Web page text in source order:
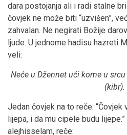
dara postojanja ali i radi stalne
čovjek ne može biti “uzvišen”,
zahvalan. Ne negirati Božije
ljude. U jednome hadisu hazreti
veli:
Neće u Džennet ući kome u
(kibr).
Jedan čovjek na to reče: “Čovjek
lijepa, i da mu cipele budu
alejhisselam, reče: